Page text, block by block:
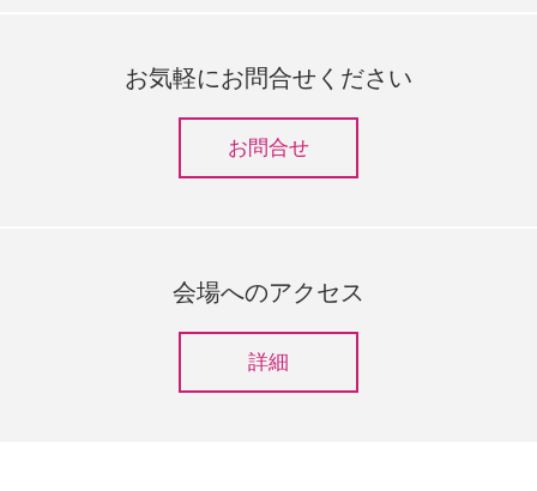
お気軽にお問合せください
お問合せ
会場へのアクセス
詳細